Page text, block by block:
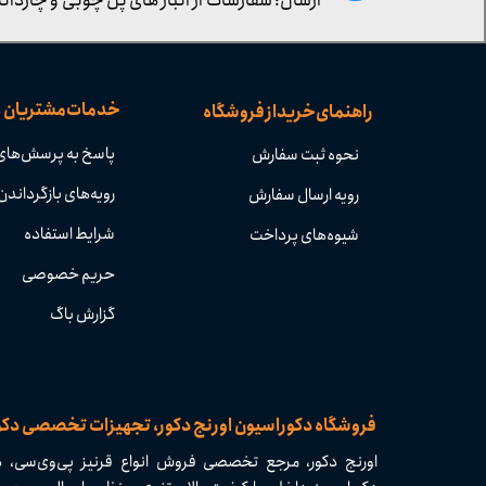
​​فروشگاه دکوراسیون اورنج دکور، تجهیزات تخصصی
راهنمای خرید از فروشگاه
نحوه ثبت سفارش
رویه ارسال سفارش
شیوه‌های پرداخت
خدمات مشتریان
پاسخ به
رویه‌های
شرایط استفاده
حریم خصوصی
گزارش باگ
اورنج دکور، مرجع تخصصی فروش انواع قرنیز پی‌وی‌سی،